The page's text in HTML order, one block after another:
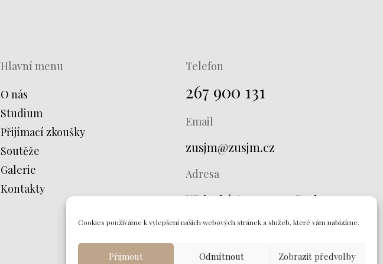
Cookies používáme k vylepšení našich webových stránek a služeb, které vám nabízíme.
Přijmout Odmítnout Zobrazit předvolby
Hlavní menu
O nás
Studium
Přijímací zkoušky
Soutěže
Galerie
Kontakty
Telefon
267 900 131
Email
zusjm@zusjm.cz
Adresa
Křtinská 673, 149 00 Praha 4